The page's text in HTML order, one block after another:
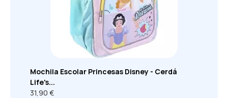
Mochila Escolar Princesas Disney - Cerdá
Life's...
31,90 €